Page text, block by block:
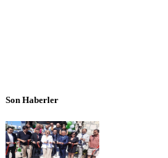
Son Haberler